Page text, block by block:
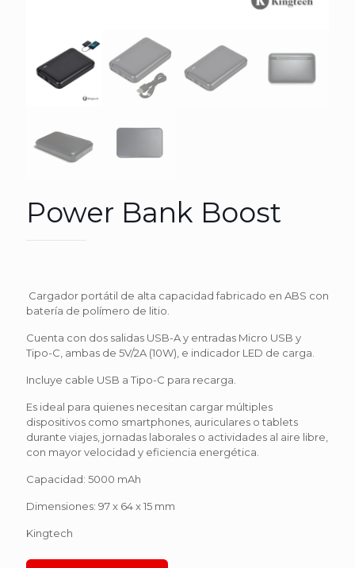
Power Bank Boost
Cargador portátil de alta capacidad fabricado en ABS con
batería de polímero de litio.
Cuenta con dos salidas USB-A y entradas Micro USB y
Tipo-C, ambas de 5V/2A (10W), e indicador LED de carga.
Incluye cable USB a Tipo-C para recarga.
Es ideal para quienes necesitan cargar múltiples
dispositivos como smartphones, auriculares o tablets
durante viajes, jornadas laborales o actividades al aire libre,
con mayor velocidad y eficiencia energética.
Capacidad: 5000 mAh
Dimensiones: 97 x 64 x 15 mm
Kingtech